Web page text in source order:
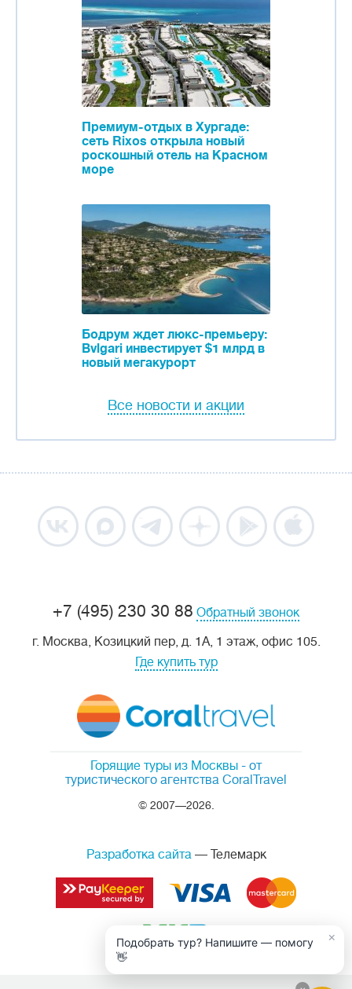
Премиум-отдых в Хургаде:
сеть Rixos открыла новый
роскошный отель на Красном
море
Бодрум ждет люкс-премьеру:
Bvlgari инвестирует $1 млрд в
новый мегакурорт
Все новости и акции
Горящие туры из Москвы - от
туристического агентства CoralTravel
© 2007—2026.
+7 (495) 230 30 88 Обратный звонок
г. Москва, Козицкий пер, д. 1А, 1 этаж, офис 105.
Где купить тур
Разработка сайта— Телемарк
Подобрать тур? Напишите — помогу
👋
×